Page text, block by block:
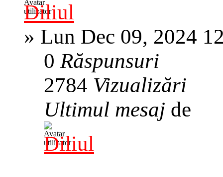
Diliul
» Lun Dec 09, 2024
0Răspunsuri
2784 Vizualizări
Ultimul mesaj de
Diliul